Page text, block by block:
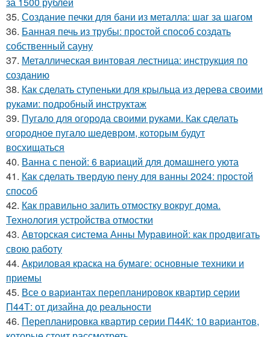
35. Создание печки для бани из металла: шаг за шагом
36. Банная печь из трубы: простой способ создать
собственный сауну
37. Металлическая винтовая лестница: инструкция по
созданию
38. Как сделать ступеньки для крыльца из дерева своими
руками: подробный инструктаж
39. Пугало для огорода своими руками. Как сделать
огородное пугало шедевром, которым будут
восхищаться
40. Ванна с пеной: 6 вариаций для домашнего уюта
41. Как сделать твердую пену для ванны 2024: простой
способ
42. Как правильно залить отмостку вокруг дома.
Технология устройства отмостки
43. Авторская система Анны Муравиной: как продвигать
свою работу
44. Акриловая краска на бумаге: основные техники и
приемы
45. Все о вариантах перепланировок квартир серии
П44Т: от дизайна до реальности
46. Перепланировка квартир серии П44К: 10 вариантов,